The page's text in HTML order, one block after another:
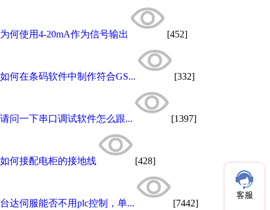
为何使用4-20mA作为信号输出 [452]
如何在条码软件中制作符合GS... [332]
请问一下串口调试软件怎么跟... [1397]
如何接配电柜的接地线 [428]
台达伺服能否不用plc控制，单... [7442]
客服